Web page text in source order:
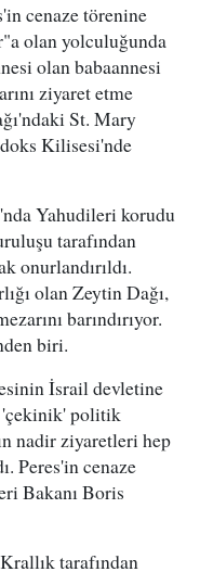
cenaze törenine
olan yolculuğunda
olan babaannesi
ziyaret etme
St. Mary
Kilisesi'nde
Yahudileri korudu
tarafından
onurlandırıldı.
olan Zeytin Dağı,
barındırıyor.
biri.
İsrail devletine
'çekinik' politik
nadir ziyaretleri hep
Peres'in cenaze
Bakanı Boris
tarafından